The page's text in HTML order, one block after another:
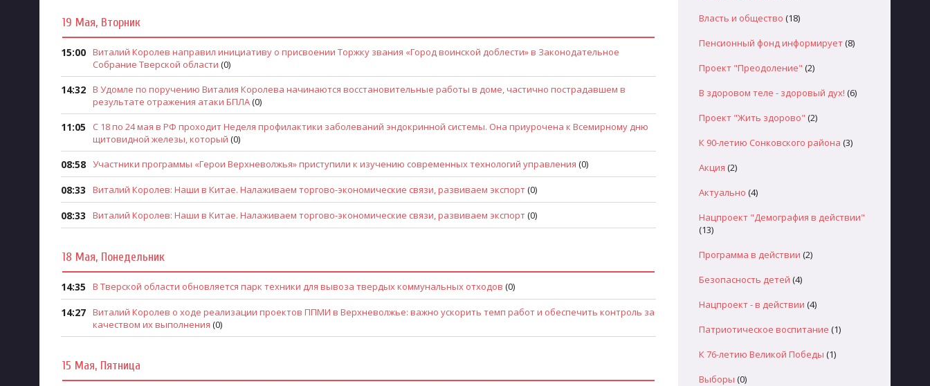
19 Мая, Вторник
15:00 Виталий Королев направил инициативу о присвоении Торжку звания «Город воинской доблести» в Законодательное
Собрание Тверской области (0)
14:32 В Удомле по поручению Виталия Королева начинаются восстановительные работы в доме, частично пострадавшем в
результате отражения атаки БПЛА(0)
11:05
С 18 по 24 мая в РФ проходит Неделя профилактики заболеваний эндокринной системы. Она приурочена к Всемирному дню
щитовидной железы, который (0)
08:58 Участники программы «Герои Верхневолжья» приступили к изучению современных технологий управления (0)
08:33 Виталий Королев: Наши в Китае. Налаживаем торгово-экономические связи, развиваем экспорт(0)
08:33 Виталий Королев: Наши в Китае. Налаживаем торгово-экономические связи, развиваем экспорт(0)
18 Мая, Понедельник
14:35 В Тверской области обновляется парк техники для вывоза твердых коммунальных отходов (0)
14:27 Виталий Королев о ходе реализации проектов ППМИ в Верхневолжье: важно ускорить темп работ и обеспечить контроль за
качеством их выполнения (0)
15 Мая, Пятница
Власть и общество (18)
Пенсионный фонд информирует(8)
Проект "Преодоление" (2)
В здоровом теле - здоровый дух! (6)
Проект "Жить здорово" (2)
К 90-летию Сонковского района (3)
Акция (2)
Актуально (4)
Нацпроект "Демография в действии"
(13)
Программа в действии (2)
Безопасность детей (4)
Нацпроект - в действии (4)
Патриотическое воспитание (1)
К 76-летию Великой Победы (1)
Выборы (0)